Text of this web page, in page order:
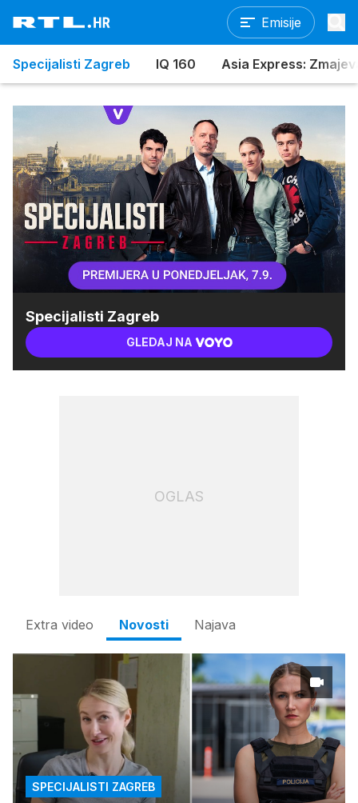
Emisije
Specijalisti Zagreb IQ 160 Asia Express:
Specijalisti Zagreb
GLEDAJ NA
OGLAS
Extra video Novosti Najava
SPECIJALISTI ZAGREB